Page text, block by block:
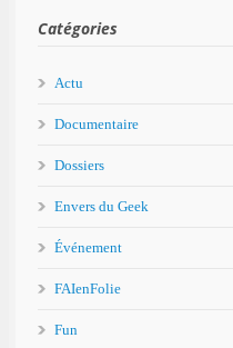
Catégories
Actu
Documentaire
Dossiers
Envers du Geek
Événement
FAIenFolie
Fun